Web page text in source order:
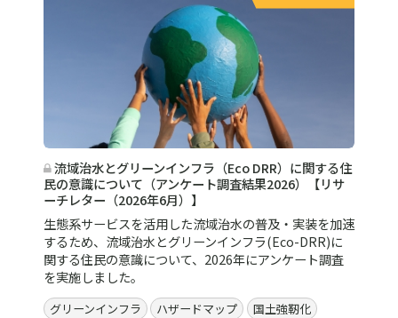
流域治水とグリーンインフラ（Eco DRR）に関する住
民の意識について（アンケート調査結果2026）【リサ
ーチレター（2026年6月）】
生態系サービスを活用した流域治水の普及・実装を加速
するため、流域治水とグリーンインフラ(Eco-DRR)に
関する住民の意識について、2026年にアンケート調査
を実施しました。
グリーンインフラ ハザードマップ
国土強靭化